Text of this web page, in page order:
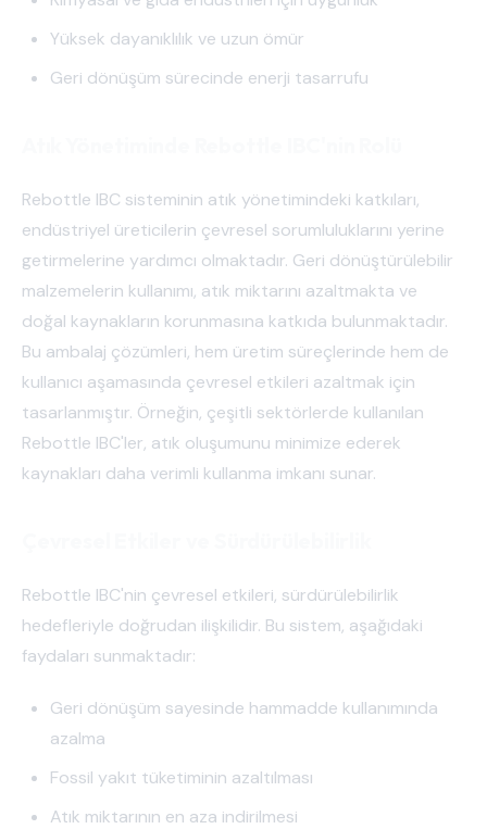
Yüksek dayanıklılık ve uzun ömür
Geri dönüşüm sürecinde enerji tasarrufu
Rebottle IBC sisteminin atık yönetimindeki katkıları,
endüstriyel üreticilerin çevresel sorumluluklarını yerine
getirmelerine yardımcı olmaktadır. Geri dönüştürülebilir
malzemelerin kullanımı, atık miktarını azaltmakta ve
doğal kaynakların korunmasına katkıda bulunmaktadır.
Bu ambalaj çözümleri, hem üretim süreçlerinde hem de
kullanıcı aşamasında çevresel etkileri azaltmak için
tasarlanmıştır. Örneğin, çeşitli sektörlerde kullanılan
Rebottle IBC'ler, atık oluşumunu minimize ederek
kaynakları daha verimli kullanma imkanı sunar.
Rebottle IBC'nin çevresel etkileri, sürdürülebilirlik
hedefleriyle doğrudan ilişkilidir. Bu sistem, aşağıdaki
faydaları sunmaktadır:
Geri dönüşüm sayesinde hammadde kullanımında
azalma
Fossil yakıt tüketiminin azaltılması
Atık miktarının en aza indirilmesi